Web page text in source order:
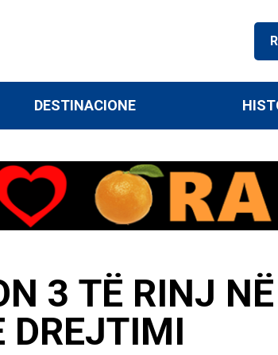
DESTINACIONE
3 TË RINJ
DREJTIMI